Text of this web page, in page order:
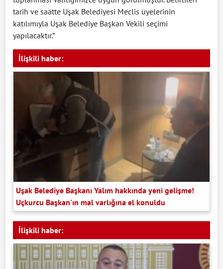
tarih ve saatte Uşak Belediyesi Meclis üyelerinin
katılımıyla Uşak Belediye Başkan Vekili seçimi
yapılacaktır.”
İlişkili haber:
Uşak Belediye Başkanı Yalım hakkında yeni gelişme!
Uçkurcu Başkan'ın mal varlığına el konuldu
İlişkili haber: